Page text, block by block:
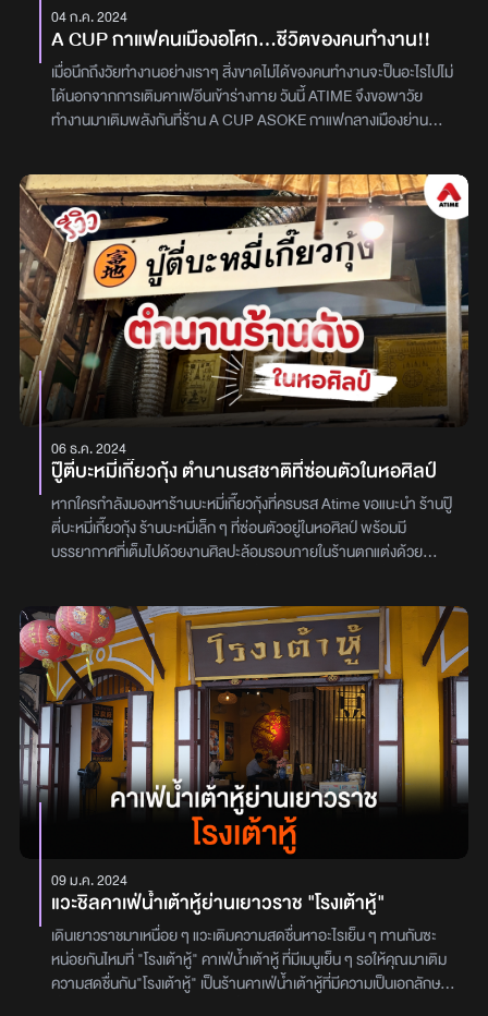
04 ก.ค. 2024
A CUP กาแฟคนเมืองอโศก...ชีวิตของคนทำงาน!!
เมื่อนึกถึงวัยทำงานอย่างเราๆ สิ่งขาดไม่ได้ของคนทำงานจะป็นอะไรไปไม่
ได้นอกจากการเติมคาเฟอีนเข้าร่างกาย วันนี้ ATIME จึงขอพาวัย
ทำงานมาเติมพลังกันที่ร้าน A CUP ASOKE กาแฟกลางเมืองย่าน
หน้าร้านจะเพ้นท์เป็นรูปนางเงือกสาวน่ารัก ตั้งอยู่ตรงข้ามตลาดรวม
ทรัพย์ซึ่งร้าน A CUP มีทั้งเมนู กาแฟ ชา หรือเมนูที่ไม่มีกาแฟก็มีเช่นกัน
และที่สำคัญของคนรักเมล็ดกาแฟชนิดพิเศษ ที่ร้านนี้ก็มีด้วยกัน 3 ตัว
ได้แก่ เมล็ด Kenya , Colombia และ Ethiopiaใครที่ไม่อยากยืนสั่งด้าน
หน้าร้าน ก็สามารถเข้ามาด้านในร้านได้ เพราะด้านในมีแอร์ สามารถนั่ง
รอชา กาแฟ ได้แบบสบายโดยเมนูวันนี้ของร้าน A CUP แอดขอนำเสนอ
เมนู ช็อกโกแลตเย็น (ภาพด้านซ้าย) เอาใจคนรักช็อกโกแล็ต สามารถรี
แคสได้ว่าหวานหรือไม่หวาน และเมนูต่อมาเป็นเมนู POPULAR ของร้าน
A CUP คือ เมนู Coffee x Kokuto Matcha เป็นการผสมผสานระหว่า
ชา และกาแฟได้อย่างลงตัว มีกลิ่นหอมของกาแฟ ถือว่าเป็นเมนูบูสเอน
เนอร์จี้ยามเช้า.For your taste only..
06 ธ.ค. 2024
ปู๊ตี่บะหมี่เกี๊ยวกุ้ง ตำนานรสชาติที่ซ่อนตัวในหอศิลป์
หากใครกำลังมองหาร้านบะหมี่เกี๊ยวกุ้งที่ครบรส Atime ขอแนะนำ ร้านปู๊
ตี่บะหมี่เกี๊ยวกุ้ง ร้านบะหมี่เล็ก ๆ ที่ซ่อนตัวอยู่ในหอศิลป์ พร้อมมี
บรรยากาศที่เต็มไปด้วยงานศิลปะล้อมรอบภายในร้านตกแต่งด้วย
วันเก่า ๆ อย่างภาพวาด โปสการ์ด และของกระจุกกระจิกที่วางเรียงราย
ถ่ายรูปมุมไหนก็ได้บรรยากาศสุดคลาสสิกสำหรับเมนูก็มีเพียงไม่กี่อย่าง
เมนูที่แอดสั่งมาเป็น บะหมี่เกี๊ยวหมูแดง ในราคา 65 บาท และเส้นบะหมี่ที่นี่
พิเศษกว่าที่อื่นอีกด้วยเพราะร้านทำเส้นเอง เกี๊ยวกุ้งก็ตัวใหญ่ไส้แน่น ๆ
แถม เนื้อหมูแดงก็ละลายในปาก อร่อยครบรสเลยใครที่แวะมาหอศิลป์และ
กำลังมองหามื้อกลางวันเบา ๆ ร้านปู๊ตี่บะหมี่เกี๊ยวกุ้ง คือตัวเลือกที่ตอบ
โจทย์ทั้งเรื่องรสชาติและบรรยากาศได้อย่างสมบูรณ์แบบ มาลิ้มลองกัน
ได้เลยพิกัด หอศิลปวัฒนธรรมแห่งกรุงเทพมหานคร ชั้น 2BTS สยาม /
สนามกีฬาแห่งชาติเวลาเปิด–ปิดบริการทุกวันอังคาร - อาทิตย์ ตั้งแต่
เวลา 11:00-18:30 น.ปิดทุกวันจันทร์ผู้เขียน: วิภูษิตา ญาติจันทึก
09 ม.ค. 2024
แวะชิลคาเฟ่น้ำเต้าหู้ย่านเยาวราช "โรงเต้าหู้"
เดินเยาวราชมาเหนื่อย ๆ แวะเติมความสดชื่นหาอะไรเย็น ๆ ทานกันซะ
หน่อยกันไหมที่ "โรงเต้าหู้" คาเฟ่น้ำเต้าหู้ ที่มีเมนูเย็น ๆ รอให้คุณมาเติม
ความสดชื่นกัน"โรงเต้าหู้" เป็นร้านคาเฟ่น้ำเต้าหู้ที่มีความเป็นเอกลักษณ์